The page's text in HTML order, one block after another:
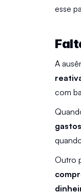
esse
A
com
Outro